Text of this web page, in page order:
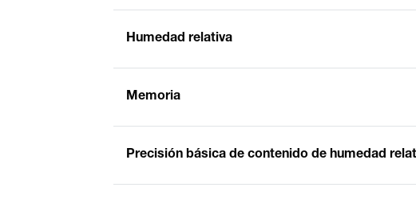
Humedad relativa
Memoria
Precisión básica de contenido de humedad